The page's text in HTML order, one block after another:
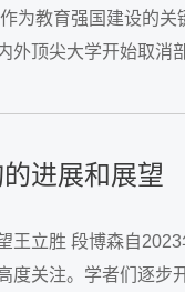
为教育强国建设的
外顶尖大学开始取
进展和展望
王立胜 段博森自
度关注。学者们逐